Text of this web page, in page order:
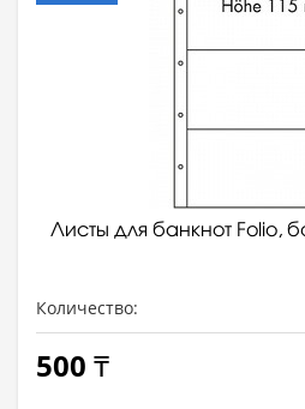
Листы для банкнот Folio,
Количество:
500 ₸